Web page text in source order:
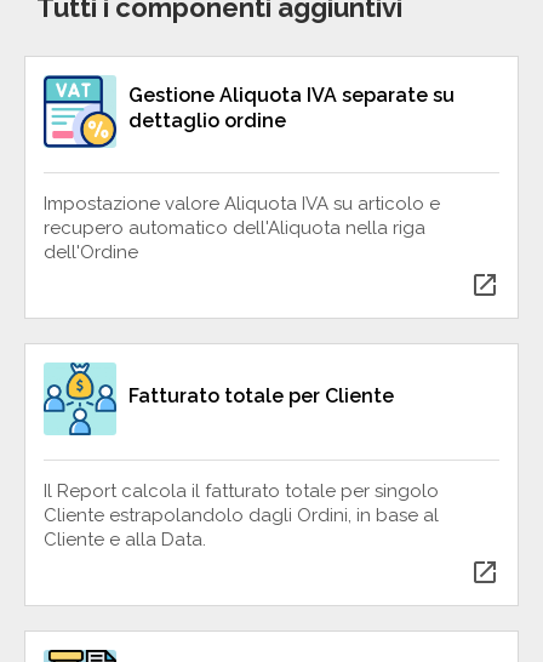
Tutti i componenti aggiuntivi
Gestione Aliquota IVA separate su
dettaglio ordine
Impostazione valore Aliquota IVA su articolo e
recupero automatico dell'Aliquota nella riga
dell'Ordine
open_in_new
Fatturato totale per Cliente
Il Report calcola il fatturato totale per singolo
Cliente estrapolandolo dagli Ordini, in base al
Cliente e alla Data.
open_in_new